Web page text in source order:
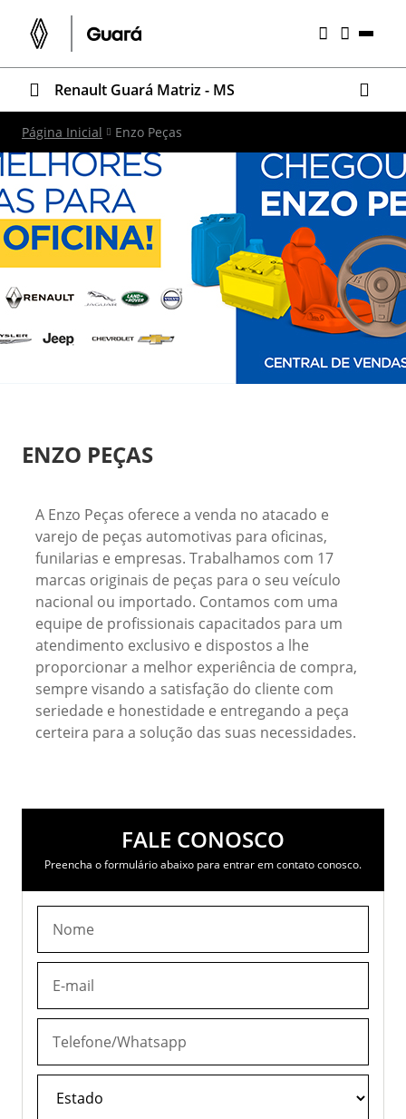
Renault Guará Matriz - MS
Página Inicial Enzo Peças
ENZO PEÇAS
A Enzo Peças oferece a venda no atacado e
varejo de peças automotivas para oficinas,
funilarias e empresas. Trabalhamos com 17
marcas originais de peças para o seu veículo
nacional ou importado. Contamos com uma
equipe de profissionais capacitados para um
atendimento exclusivo e dispostos a lhe
proporcionar a melhor experiência de compra,
sempre visando a satisfação do cliente com
seriedade e honestidade e entregando a peça
certeira para a solução das suas necessidades.
FALE CONOSCO
Preencha o formulário abaixo para entrar em contato conosco.